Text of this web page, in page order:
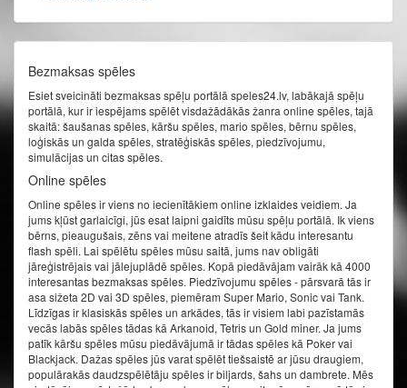
Bezmaksas spēles
Esiet sveicināti bezmaksas spēļu portālā speles24.lv, labākajā spēļu
portālā, kur ir iespējams spēlēt visdažādākās žanra online spēles, tajā
skaitā: šaušanas spēles, kāršu spēles, mario spēles, bērnu spēles,
loģiskās un galda spēles, stratēģiskās spēles, piedzīvojumu,
simulācijas un citas spēles.
Online spēles
Online spēles ir viens no iecienītākiem online izklaides veidiem. Ja
jums kļūst garlaicīgi, jūs esat laipni gaidīts mūsu spēļu portālā. Ik viens
bērns, pieaugušais, zēns vai meitene atradīs šeit kādu interesantu
flash spēli. Lai spēlētu spēles mūsu saitā, jums nav obligāti
jāreģistrējais vai jālejuplādē spēles. Kopā piedāvājam vairāk kā 4000
interesantas bezmaksas spēles. Piedzīvojumu spēles - pārsvarā tās ir
asa sižeta 2D vai 3D spēles, piemēram Super Mario, Sonic vai Tank.
Līdzīgas ir klasiskās spēles un arkādes, tās ir visiem labi pazīstamās
vecās labās spēles tādas kā Arkanoid, Tetris un Gold miner. Ja jums
patīk kāršu spēles mūsu piedāvājumā ir tādas spēles kā Poker vai
Blackjack. Dažas spēles jūs varat spēlēt tiešsaistē ar jūsu draugiem,
populārakās daudzspēlētāju spēles ir biljards, šahs un dambrete. Mēs